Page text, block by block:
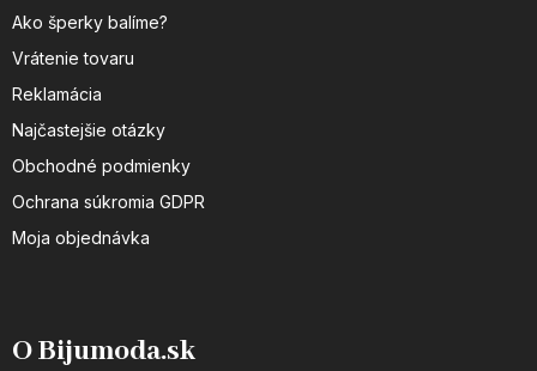
Ako šperky balíme?
Vrátenie tovaru
Reklamácia
Najčastejšie otázky
Obchodné podmienky
Ochrana súkromia GDPR
Moja objednávka
O Bijumoda.sk